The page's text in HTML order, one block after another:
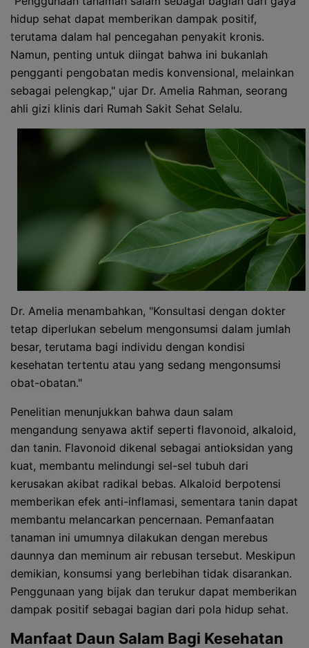
hidup sehat dapat memberikan dampak positif,
terutama dalam hal pencegahan penyakit kronis.
Namun, penting untuk diingat bahwa ini bukanlah
pengganti pengobatan medis konvensional, melainkan
sebagai pelengkap," ujar Dr. Amelia Rahman, seorang
ahli gizi klinis dari Rumah Sakit Sehat Selalu.
Dr. Amelia menambahkan, "Konsultasi dengan dokter
tetap diperlukan sebelum mengonsumsi dalam jumlah
besar, terutama bagi individu dengan kondisi
kesehatan tertentu atau yang sedang mengonsumsi
obat-obatan."
Penelitian menunjukkan bahwa daun salam
mengandung senyawa aktif seperti flavonoid, alkaloid,
dan tanin. Flavonoid dikenal sebagai antioksidan yang
kuat, membantu melindungi sel-sel tubuh dari
kerusakan akibat radikal bebas. Alkaloid berpotensi
memberikan efek anti-inflamasi, sementara tanin dapat
membantu melancarkan pencernaan. Pemanfaatan
tanaman ini umumnya dilakukan dengan merebus
daunnya dan meminum air rebusan tersebut. Meskipun
demikian, konsumsi yang berlebihan tidak disarankan.
Penggunaan yang bijak dan terukur dapat memberikan
dampak positif sebagai bagian dari pola hidup sehat.
Manfaat Daun Salam Bagi Kesehatan